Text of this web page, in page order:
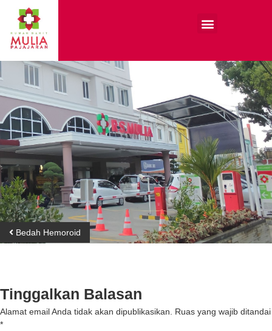
Bedah Hemoroid
Tinggalkan Balasan
Alamat email Anda tidak akan dipublikasikan. Ruas yang wajib ditandai
*